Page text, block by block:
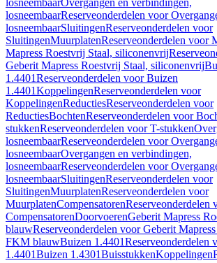
losneembaarOvergangen en verbindingen,
losneembaarReserveonderdelen voor
losneembaarSluitingenReserveonderdelen voor
SluitingenMuurplatenReserveonderdelen voor
Mapress Roestvrij Staal, siliconenvrij
Geberit Mapress Roestvrij Staal, siliconenvrij
1.4401Reserveonderdelen voor Buizen
1.4401KoppelingenReserveonderdelen voor
KoppelingenReductiesReserveonderdelen voor
ReductiesBochtenReserveonderdelen voor
stukkenReserveonderdelen voor T-stukken
losneembaarReserveonderdelen voor
losneembaarOvergangen en verbindingen,
losneembaarReserveonderdelen voor
losneembaarSluitingenReserveonderdelen voor
SluitingenMuurplatenReserveonderdelen voor
MuurplatenCompensatorenReserveonderdelen
CompensatorenDoorvoerenGeberit Mapress
blauwReserveonderdelen voor Geberit
FKM blauwBuizen 1.4401Reserveonderdelen
1.4401Buizen 1.4301BuisstukkenKoppelingen